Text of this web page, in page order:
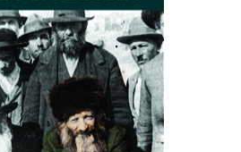
מארק שפירו